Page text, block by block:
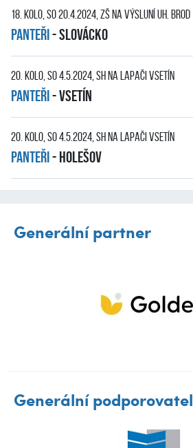
18. kolo, so 20.4.2024, ZŠ Na Výsluní Uh. Brod
PANTEŘI-Slovácko
20. kolo, so 4.5.2024, SH Na Lapači Vsetín
PANTEŘI-Vsetín
20. kolo, so 4.5.2024, SH Na Lapači Vsetín
PANTEŘI-Holešov
Generální partner
Generální podporovatel